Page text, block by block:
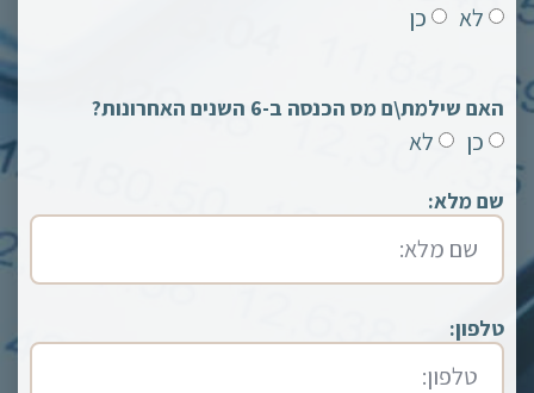
לא כן
האם שילמת\ם מס הכנסה ב-6 השנים האחרונות?
כן לא
שם מלא:
טלפון: